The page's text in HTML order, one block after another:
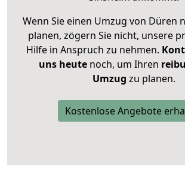
Wenn Sie einen Umzug von Düren
planen, zögern Sie nicht, unsere
Hilfe in Anspruch zu nehmen.
uns heutenoch, um Ihren
Umzug zu planen.
Kostenlose Angebote